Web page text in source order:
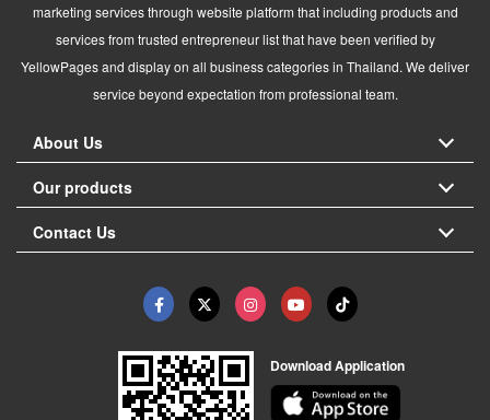
marketing services through website platform that including products and
services from trusted entrepreneur list that have been verified by
YellowPages and display on all business categories in Thailand. We deliver
service beyond expectation from professional team.
About Us
Our products
Contact Us
Download Application